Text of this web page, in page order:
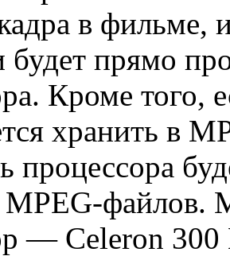
в фильме,
будет прямо
Кроме того,
хранить в
процессора
MPEG-
— Celeron 300